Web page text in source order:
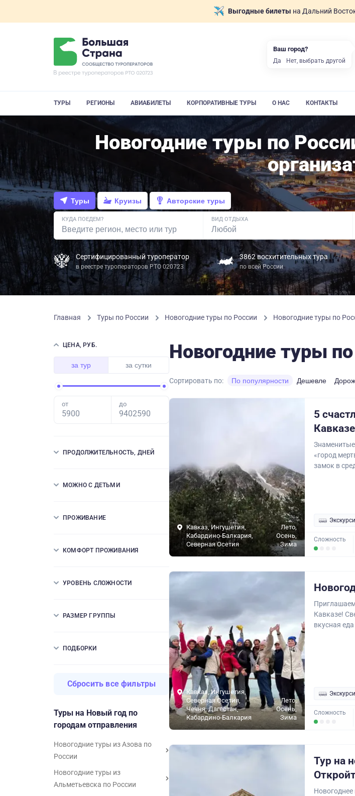
Выгодные билеты на Дальний
ТУРЫ РЕГИОНЫ АВИАБИЛЕТЫ КОРПОРАТИВНЫЕ ТУРЫ О НАС КОНТАКТЫ
Новогодние туры по
Туры Круизы Авторские туры
КУДА ПОЕДЕМ? ВИД ОТДЫХА
Сертифицированный туроператор
в реестре туроператоров РТО 020723
3862 восхитительных тура
по всей России
Главная Туры по России Новогодние туры по России Новогодние туры по
ЦЕНА, РУБ.
за тур за сутки
от до
ПРОДОЛЖИТЕЛЬНОСТЬ, ДНЕЙ
МОЖНО С ДЕТЬМИ
ПРОЖИВАНИЕ
КОМФОРТ ПРОЖИВАНИЯ
УРОВЕНЬ СЛОЖНОСТИ
РАЗМЕР ГРУППЫ
ПОДБОРКИ
Сбросить все фильтры
Туры на Новый год по
городам отправления
Новогодние туры из Азова по
России
Новогодние туры из
Альметьевска по России
Новогодние туры
Сортировать по: По популярности Дешевле
Кавказ, Ингушетия,
Кабардино-Балкария,
Северная Осетия
Лето,
Осень,
Зима
5
Кавказе
«город
замок в
Сложность
Кавказ, Ингушетия,
Северная Осетия,
Чечня, Дагестан,
Кабардино-Балкария
Лето,
Осень,
Зима
Кавказе!
вкусная
Сложность
Тур на
Ваш город?
Да Нет, выбрать другой